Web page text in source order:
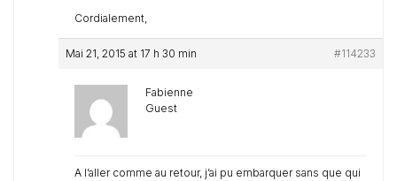
Cordialement,
Mai 21, 2015 at 17 h 30 min #114233
Fabienne
Guest
A l’aller comme au retour, j’ai pu embarquer sans que qui